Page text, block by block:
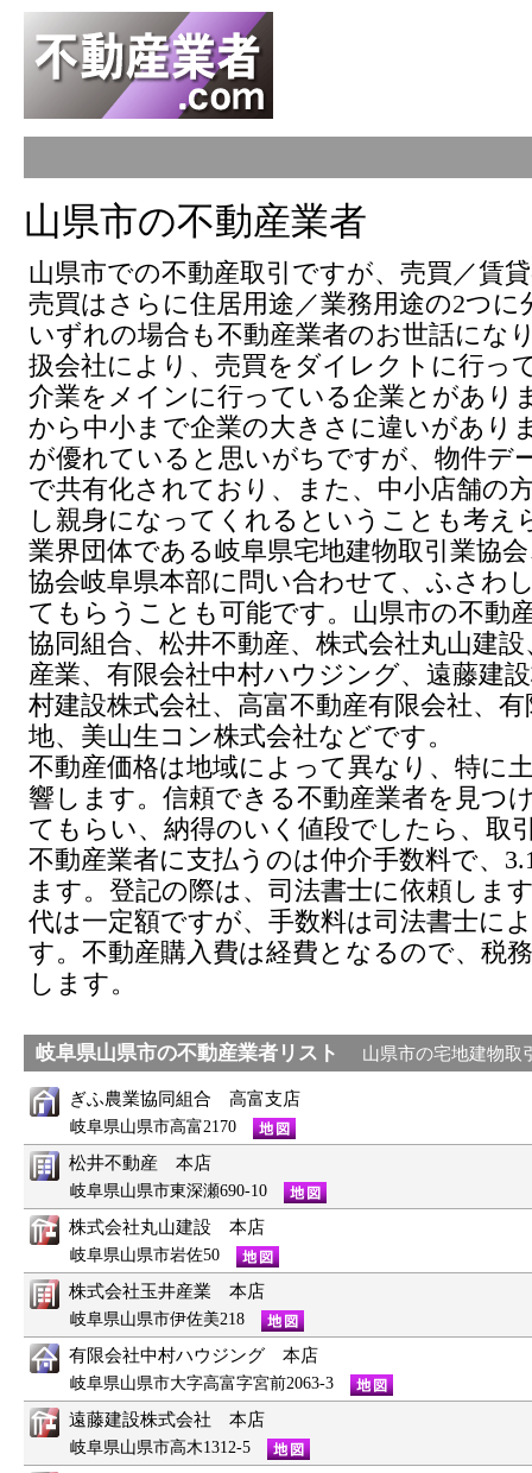
山県市の不動産業者
山県市での不動産取引ですが、売買／賃
売買はさらに住居用途／業務用途の2つに
いずれの場合も不動産業者のお世話にな
扱会社により、売買をダイレクトに行っ
介業をメインに行っている企業とがあり
から中小まで企業の大きさに違いがあり
が優れていると思いがちですが、物件デ
で共有化されており、また、中小店舗の
し親身になってくれるということも考え
業界団体である岐阜県宅地建物取引業協
協会岐阜県本部に問い合わせて、ふさわ
てもらうことも可能です。山県市の不動
協同組合、松井不動産、株式会社丸山建
産業、有限会社中村ハウジング、遠藤建
村建設株式会社、高富不動産有限会社、
地、美山生コン株式会社などです。
不動産価格は地域によって異なり、特に
響します。信頼できる不動産業者を見つ
てもらい、納得のいく値段でしたら、取
不動産業者に支払うのは仲介手数料で、
ます。登記の際は、司法書士に依頼しま
代は一定額ですが、手数料は司法書士に
す。不動産購入費は経費となるので、税
します。
岐阜県山県市の不動産業者リスト 山県市の宅地建物取
ぎふ農業協同組合 高富支店
岐阜県山県市高富2170
松井不動産 本店
岐阜県山県市東深瀬690-10
株式会社丸山建設 本店
岐阜県山県市岩佐50
株式会社玉井産業 本店
岐阜県山県市伊佐美218
有限会社中村ハウジング 本店
岐阜県山県市大字高富字宮前2063-3
遠藤建設株式会社 本店
岐阜県山県市高木1312-5